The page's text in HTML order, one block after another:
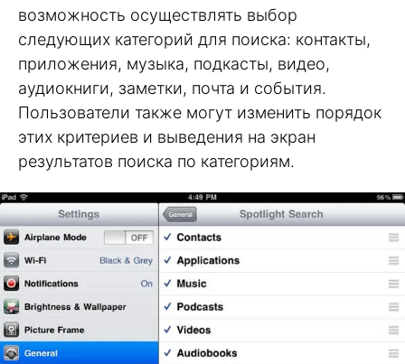
возможность осуществлять выбор
следующих категорий для поиска: контакты,
приложения, музыка, подкасты, видео,
аудиокниги, заметки, почта и события.
Пользователи также могут изменить порядок
этих критериев и выведения на экран
результатов поиска по категориям.